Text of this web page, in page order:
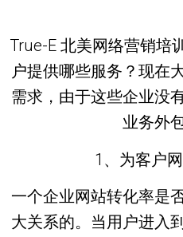
True-E 北美网络营销培
户提供哪些服务？现在
需求，由于这些企业没
业务外
1、为客户
一个企业网站转化率是
大关系的。当用户进入